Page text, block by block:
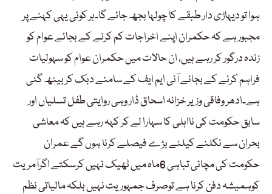
ہوا تو دیہاڑی دار طبقے کا چولہا بجھ جائے گا۔ہر کوئی یہی کہنے پر
مجبور ہے کہ حکمران اپنے اخراجات کم کرنے کے بجائے عوام کو
زندہ درگور کر رہے ہیں، ان حالات میں حکمران عوام کو سہولیات
فراہم کرنے کے بجائے آئی ایم ایف کے سامنے دبک کر بیٹھ گئی
ہے۔ادھر وفاقی وزیر خزانہ اسحاق ڈار وہی روایتی طفل تسلیاں اور
سابق حکومت کی نااہلی کا سہارا لے کر کہہ رہے ہیں کہ معاشی
بحران سے نکلنے کیلئے بڑے فیصلے کرنا ہوں گے عمران
حکومت کی مچائی تباہی 6ماہ میں ٹھیک نہیں کرسکتے اگرآمریت
کوہمیشہ دفن کرنا ہے توصرف جمہوریت نہیں بلکہ مالیاتی نظم